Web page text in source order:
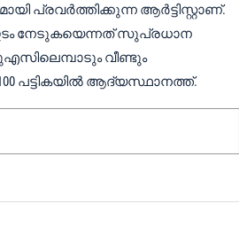
പ്രവര്‍ത്തിക്കുന്ന ആര്‍ട്ടിസ്റ്റാണ്.
ഇടം നേടുകയെന്നത് സുപ്രധാന
വീണ്ടും
പട്ടികയിൽ ആദ്യസ്ഥാനത്ത്.